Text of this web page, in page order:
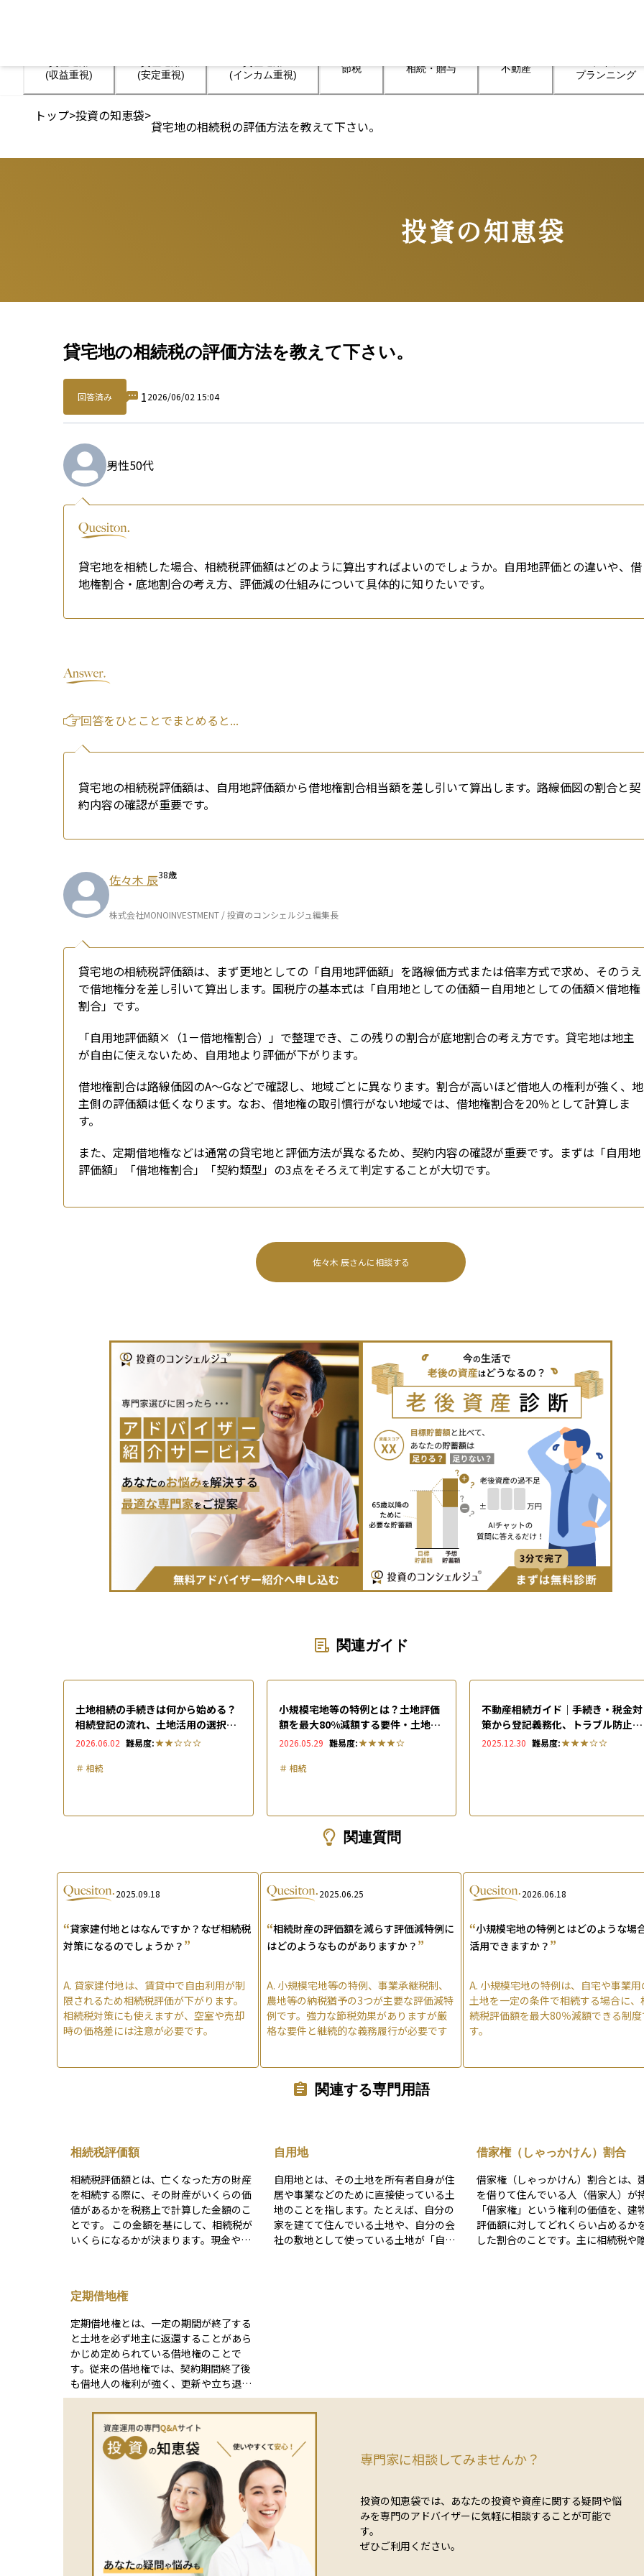
(収益重視)
(安定重視)
(インカム重視)
節税 相続・贈与 不動産
プランニング
トップ>投資の知恵袋>
貸宅地の相続税の評価方法を教えて下さい。
投資の知恵袋
貸宅地の相続税の評価方法を教えて下さい。
回答済み 12026/06/02 15:04
男性50代
貸宅地を相続した場合、相続税評価額はどのように算出すればよいのでしょうか。自用地評価との違いや、借
地権割合・底地割合の考え方、評価減の仕組みについて具体的に知りたいです。
回答をひとことでまとめると...
貸宅地の相続税評価額は、自用地評価額から借地権割合相当額を差し引いて算出します。路線価図の割合と契
約内容の確認が重要です。
佐々木 辰38歳
株式会社MONOINVESTMENT / 投資のコンシェルジュ編集長
貸宅地の相続税評価額は、まず更地としての「自用地評価額」を路線価方式または倍率方式で求め、そのうえ
で借地権分を差し引いて算出します。国税庁の基本式は「自用地としての価額－自用地としての価額×借地権
割合」です。
「自用地評価額×（1－借地権割合）」で整理でき、この残りの割合が底地割合の考え方です。貸宅地は地主
が自由に使えないため、自用地より評価が下がります。
借地権割合は路線価図のA～Gなどで確認し、地域ごとに異なります。割合が高いほど借地人の権利が強く、地
主側の評価額は低くなります。なお、借地権の取引慣行がない地域では、借地権割合を20％として計算しま
す。
また、定期借地権などは通常の貸宅地と評価方法が異なるため、契約内容の確認が重要です。まずは「自用地
評価額」「借地権割合」「契約類型」の3点をそろえて判定することが大切です。
佐々木 辰さんに相談する
関連ガイド
土地相続の手続きは何から始める？
相続登記の流れ、土地活用の選択肢
まで解説
2026.06.02 難易度:
＃ 相続
小規模宅地等の特例とは？土地評価
額を最大80%減額する要件・土地相
続の戦略設計も解説
2026.05.29 難易度:
＃ 相続
不動産相続ガイド｜手続き・税金対
策から登記義務化、トラブル防止ま
で徹底解説
2025.12.30 難易度:
関連質問
2025.09.18
“貸家建付地とはなんですか？なぜ相続税
対策になるのでしょうか？ ”
A. 貸家建付地は、賃貸中で自由利用が制
限されるため相続税評価が下がります。
相続税対策にも使えますが、空室や売却
時の価格差には注意が必要です。
2025.06.25
“相続財産の評価額を減らす評価減特例に
はどのようなものがありますか？ ”
A. 小規模宅地等の特例、事業承継税制、
農地等の納税猶予の3つが主要な評価減特
例です。強力な節税効果がありますが厳
格な要件と継続的な義務履行が必要です
2026.06.18
“小規模宅地の特例とはどのような場
活用できますか？ ”
A. 小規模宅地の特例は、自宅や事業用
土地を一定の条件で相続する場合に、
続税評価額を最大80％減額できる制
す。
関連する専門用語
相続税評価額
相続税評価額とは、亡くなった方の財産
を相続する際に、その財産がいくらの価
値があるかを税務上で計算した金額のこ
とです。 この金額を基にして、相続税が
いくらになるかが決まります。現金や預
価格とは異なることがあります。 たとえ
評価額」を用いて算出されるため、相場
よりも低くなる場合もあります。この評
価額を正しく把握しておくことで、相続
税の対策や資産の分配を円滑に行うこと
ができます。
自用地
自用地とは、その土地を所有者自身が住
居や事業などのために直接使っている土
地のことを指します。たとえば、自分の
家を建てて住んでいる土地や、自分の会
社の敷地として使っている土地が「自用
を理解しておくことが大切です。
借家権（しゃっかけん）割合
借家権（しゃっかけん）割合とは、
を借りて住んでいる人（借家人）が
「借家権」という権利の価値を、建
評価額に対してどれくらい占めるか
した割合のことです。主に相続税や
は押さえておくべき概念です。
定期借地権
定期借地権とは、一定の期間が終了する
と土地を必ず地主に返還することがあら
かじめ定められている借地権のことで
す。従来の借地権では、契約期間終了後
も借地人の権利が強く、更新や立ち退き
交渉が複雑になりがちでしたが、定期借
地権では最初から「更新なし」「期間満
了後に返還する」という条件が明確にさ
れており、地主・借地人双方にとって安
心して契約しやすい制度となっていま
が一般的で、建物を建てて住むことも可
能です。土地を購入するよりも初期費用
が抑えられるため、住宅取得コストを軽
減したい方にとって現実的な選択肢とな
ります。ただし、契約期間満了後はその
土地を明け渡す必要があるため、将来的
専門家に相談してみませんか？
投資の知恵袋では、あなたの投資や資産に関する疑問や悩
みを専門のアドバイザーに気軽に相談することが可能で
す。
ぜひご利用ください。